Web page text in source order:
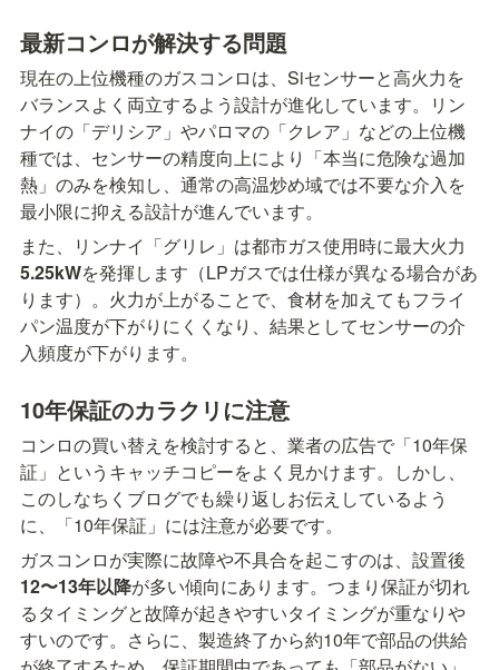
最新コンロが解決する問題
現在の上位機種のガスコンロは、Siセンサーと高火力を
バランスよく両立するよう設計が進化しています。リン
ナイの「デリシア」やパロマの「クレア」などの上位機
種では、センサーの精度向上により「本当に危険な過加
熱」のみを検知し、通常の高温炒め域では不要な介入を
最小限に抑える設計が進んでいます。
また、リンナイ「グリレ」は都市ガス使用時に最大火力
5.25kWを発揮します（LPガスでは仕様が異なる場合があ
ります）。火力が上がることで、食材を加えてもフライ
パン温度が下がりにくくなり、結果としてセンサーの介
入頻度が下がります。
10年保証のカラクリに注意
コンロの買い替えを検討すると、業者の広告で「10年保
証」というキャッチコピーをよく見かけます。しかし、
このしなちくブログでも繰り返しお伝えしているよう
に、「10年保証」には注意が必要です。
ガスコンロが実際に故障や不具合を起こすのは、設置後
12〜13年以降が多い傾向にあります。つまり保証が切れ
るタイミングと故障が起きやすいタイミングが重なりや
すいのです。さらに、製造終了から約10年で部品の供給